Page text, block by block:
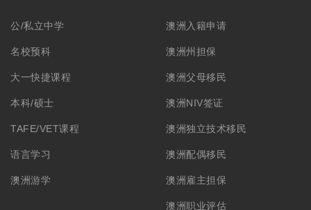
公/私立中学
名校预科
大一快捷课程
本科/硕士
TAFE/VET课程
语言学习
澳洲游学
澳洲入籍申请
澳洲州担保
澳洲父母移民
澳洲NIV签证
澳洲独立技术移民
澳洲配偶移民
澳洲雇主担保
澳洲职业评估